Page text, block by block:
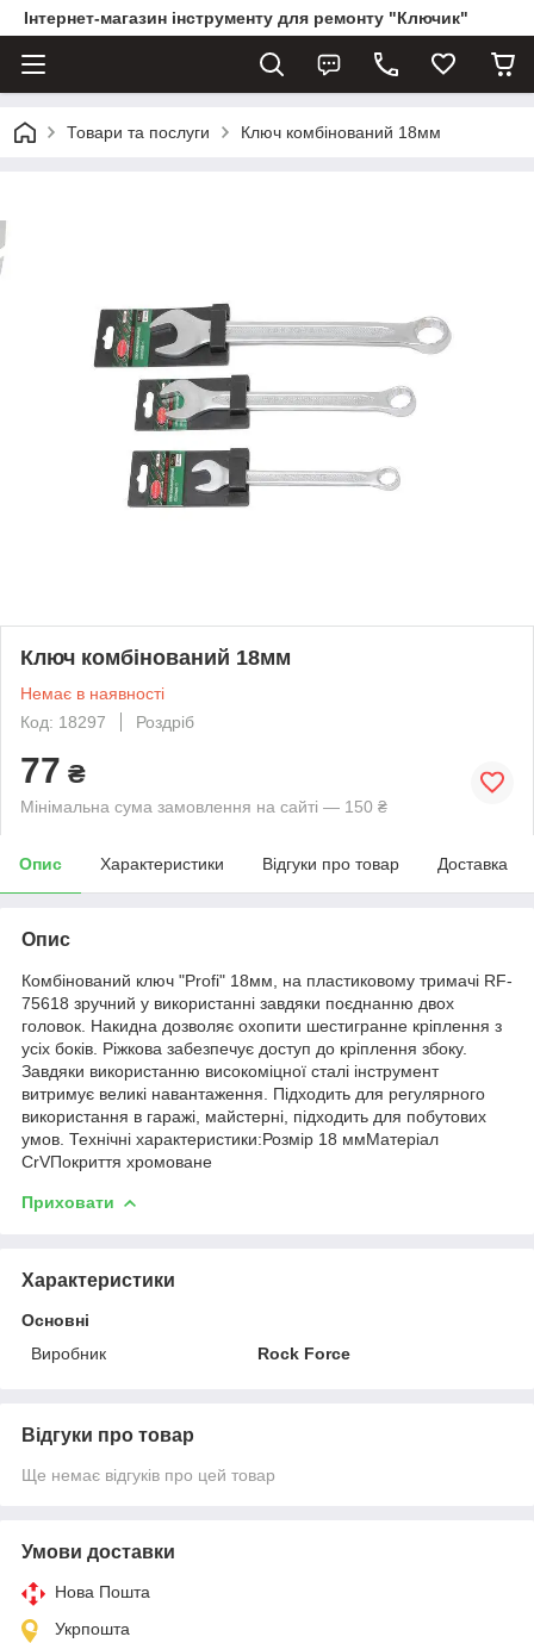
Інтернет-магазин інструменту для ремонту "Ключик"
Товари та послуги Ключ комбінований 18мм
Ключ комбінований 18мм
Немає в наявності
Код: 18297
Роздріб
77 ₴
Мінімальна сума замовлення на сайті — 150 ₴
Опис Характеристики Відгуки про товар Доставка
Опис
Комбінований ключ "Profi" 18мм, на пластиковому тримачі RF-
75618 зручний у використанні завдяки поєднанню двох
головок. Накидна дозволяє охопити шестигранне кріплення з
усіх боків. Ріжкова забезпечує доступ до кріплення збоку.
Завдяки використанню високоміцної сталі інструмент
витримує великі навантаження. Підходить для регулярного
використання в гаражі, майстерні, підходить для побутових
умов. Технічні характеристики:Розмір 18 ммМатеріал
CrVПокриття хромоване
Приховати
Характеристики
Основні
Виробник
Rock Force
Відгуки про товар
Ще немає відгуків про цей товар
Умови доставки
Нова Пошта
Укрпошта